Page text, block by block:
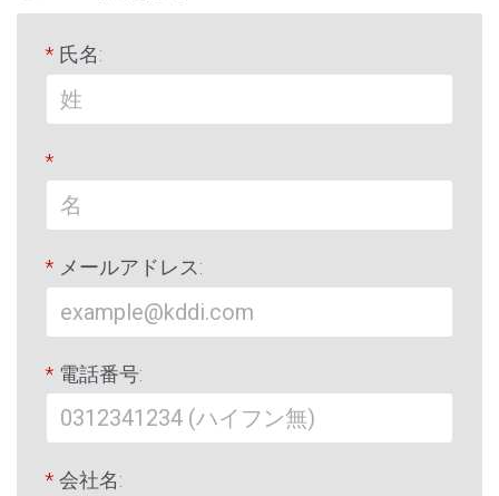
* 氏名:
*
* メールアドレス:
* 電話番号:
* 会社名: